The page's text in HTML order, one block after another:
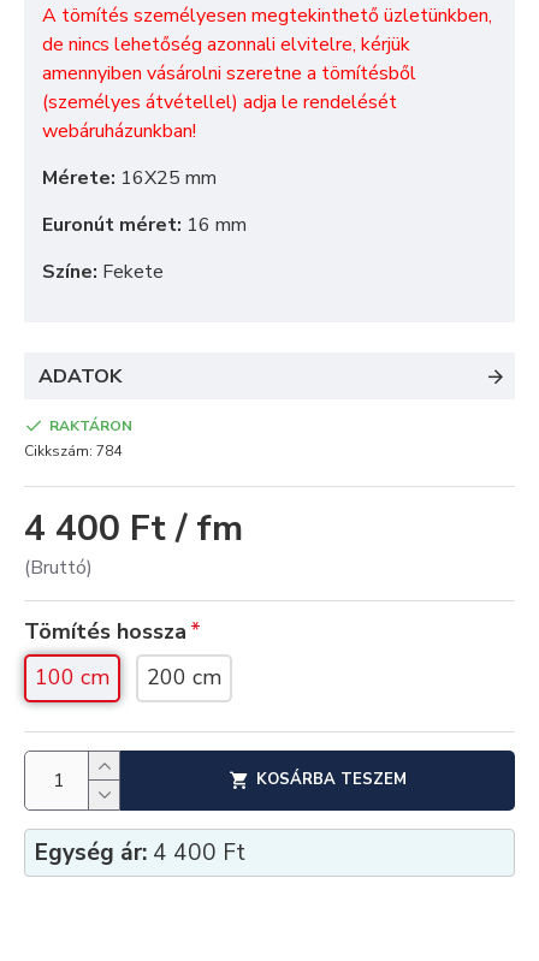
A tömítés személyesen megtekinthető üzletünkben,
de nincs lehetőség azonnali elvitelre, kérjük
amennyiben vásárolni szeretne a tömítésből
(személyes átvétellel) adja le rendelését
webáruházunkban!
Mérete: 16X25 mm
Euronút méret: 16 mm
Színe: Fekete
ADATOK
4 400 Ft / fm
(Bruttó)
RAKTÁRON
Cikkszám: 784
Tömítés hossza
100 cm
200 cm
KOSÁRBA TESZEM
Egység ár: 4 400 Ft